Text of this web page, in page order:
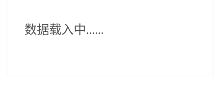
数据载入中......